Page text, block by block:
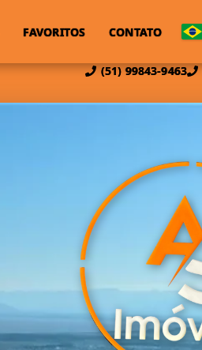
(51) 99843-9463
FAVORITOS CONTATO